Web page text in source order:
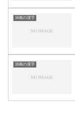
16画の漢字
16画の漢字